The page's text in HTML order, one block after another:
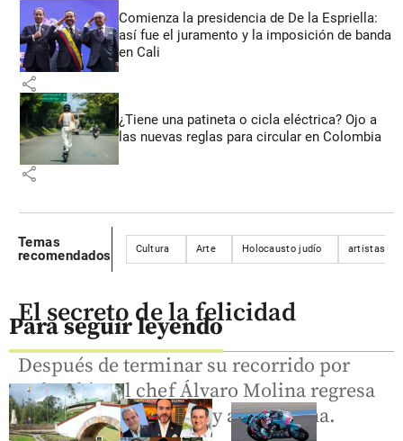
Comienza la presidencia de De la Espriella:
así fue el juramento y la imposición de banda
en Cali
share
¿Tiene una patineta o cicla eléctrica? Ojo a
las nuevas reglas para circular en Colombia
share
Temas
recomendados
Cultura Arte Holocausto judío artistas
Para seguir leyendo
El secreto de la felicidad
Después de terminar su recorrido por
Colombia, el chef Álvaro Molina regresa
a la plaza de mercado y a la alacena.